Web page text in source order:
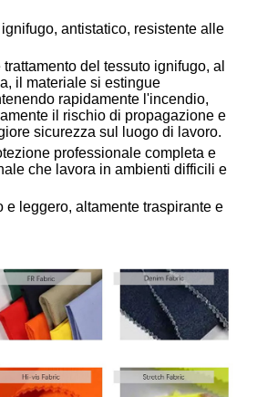
antistatico, resistente alle
del tessuto ignifugo, al
il materiale si estingue
rapidamente l'incendio,
il rischio di propagazione e
sicurezza sul luogo di lavoro.
professionale completa e
che lavora in ambienti difficili e
e leggero, altamente traspirante e